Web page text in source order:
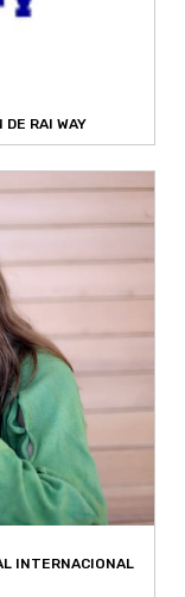
RAI WAY
INTERNACIONAL